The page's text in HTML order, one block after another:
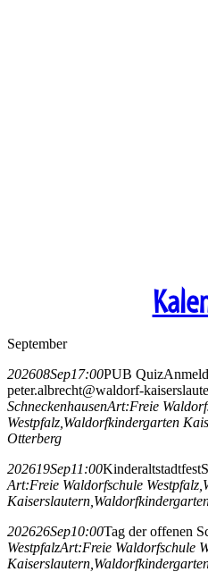
September
202608Sep17:00PUB Quiz
peter.albrecht@waldorf-
SchneckenhausenArt:Freie
Westpfalz, Waldorfkindergarten
Otterberg
202619Sep11:00Kinderaltstadtfest
Art:Freie Waldorfschule Westpfalz,
Kaiserslautern,
202626Sep10:00Tag der offenen
WestpfalzArt:Freie Waldorfschule
Kaiserslautern,